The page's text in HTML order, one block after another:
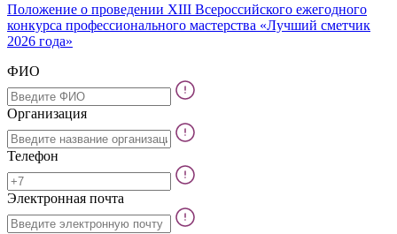
Положение о проведении XIII Всероссийского ежегодного
конкурса профессионального мастерства «Лучший сметчик
2026 года»
ФИО
Организация
Телефон
Электронная почта